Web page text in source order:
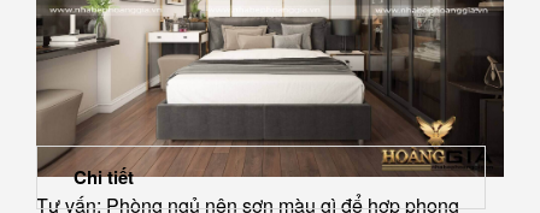
Tư vấn: Phòng ngủ nên sơn màu gì để hợp phong
Chi tiết